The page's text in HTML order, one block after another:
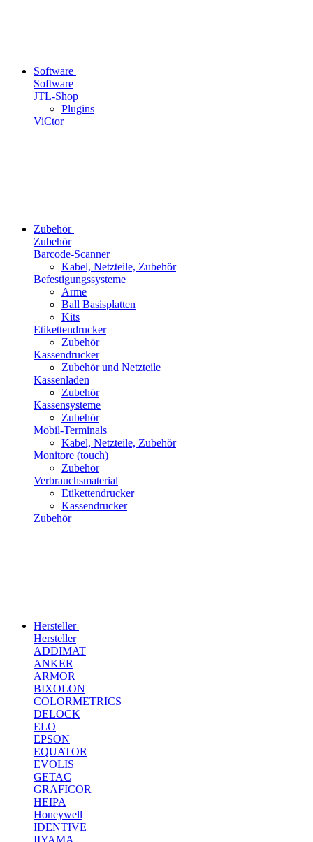
Software
Software
JTL-Shop
Plugins
ViCtor
Zubehör
Zubehör
Barcode-Scanner
Kabel, Netzteile, Zubehör
Befestigungssysteme
Arme
Ball Basisplatten
Kits
Etikettendrucker
Zubehör
Kassendrucker
Zubehör und Netzteile
Kassenladen
Zubehör
Kassensysteme
Zubehör
Mobil-Terminals
Kabel, Netzteile, Zubehör
Monitore (touch)
Zubehör
Verbrauchsmaterial
Etikettendrucker
Kassendrucker
Zubehör
Hersteller
Hersteller
ADDIMAT
ANKER
ARMOR
BIXOLON
COLORMETRICS
DELOCK
ELO
EPSON
EQUATOR
EVOLIS
GETAC
GRAFICOR
HEIPA
Honeywell
IDENTIVE
IIYAMA